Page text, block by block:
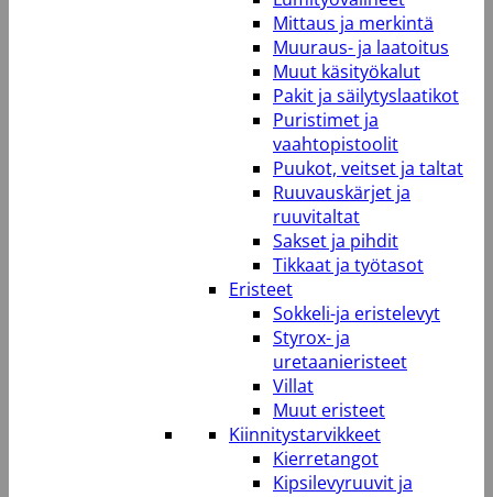
Mittaus ja merkintä
Muuraus- ja laatoitus
Muut käsityökalut
Pakit ja säilytyslaatikot
Puristimet ja
vaahtopistoolit
Puukot, veitset ja taltat
Ruuvauskärjet ja
ruuvitaltat
Sakset ja pihdit
Tikkaat ja työtasot
Eristeet
Sokkeli-ja eristelevyt
Styrox- ja
uretaanieristeet
Villat
Muut eristeet
Kiinnitystarvikkeet
Kierretangot
Kipsilevyruuvit ja